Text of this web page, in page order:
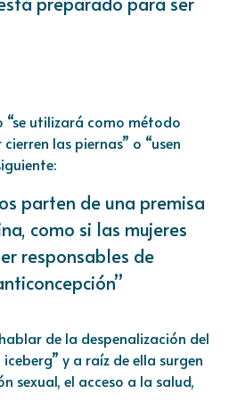
“se utilizará como método
las piernas” o “usen
parten de una premisa
como si las mujeres
responsables de
de la despenalización del
y a raíz de ella surgen
sexual, el acceso a la salud,